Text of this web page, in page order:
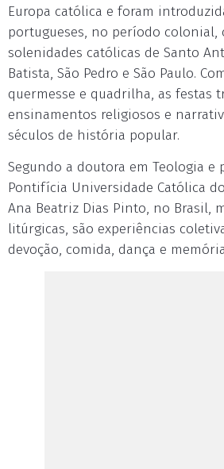
Europa católica e foram
portugueses, no período colonial,
solenidades católicas de Santo
Batista, São Pedro e São Paulo.
quermesse e quadrilha, as festas
ensinamentos religiosos e
séculos de história popular.
Segundo a doutora em Teologia e
Pontifícia Universidade Católica
Ana Beatriz Dias Pinto, no Brasil,
litúrgicas, são experiências
devoção, comida, dança e